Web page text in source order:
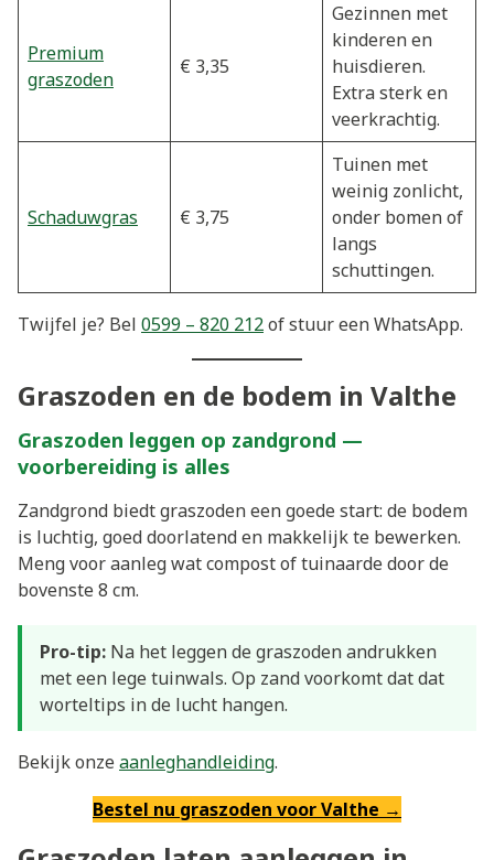
Premium
graszoden
€ 3,35
Gezinnen met
kinderen en
huisdieren.
Extra sterk en
veerkrachtig.
Schaduwgras € 3,75
Tuinen met
weinig zonlicht,
onder bomen of
langs
schuttingen.
Twijfel je? Bel 0599 – 820 212of stuur een WhatsApp.
Graszoden en de bodem in Valthe
Graszoden leggen op zandgrond —
voorbereiding is alles
Zandgrond biedt graszoden een goede start: de bodem
is luchtig, goed doorlatend en makkelijk te bewerken.
Meng voor aanleg wat compost of tuinaarde door de
bovenste 8 cm.
Pro-tip: Na het leggen de graszoden andrukken
met een lege tuinwals. Op zand voorkomt dat dat
worteltips in de lucht hangen.
Bekijk onzeaanleghandleiding.
Bestel nu graszoden voor Valthe →